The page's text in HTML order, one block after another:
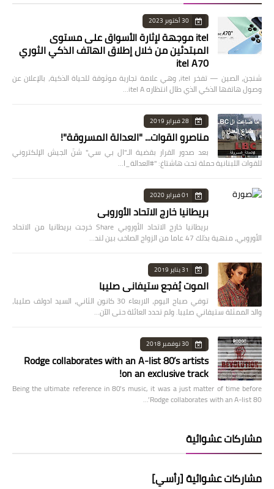
30 أكتوبر 2023
itel موجهة لإثارة الأسواق على مستوى
المبتدئين من خلال إطلاق الهاتف الذكي الثوري
itel A70
شنجن، الصين — تفخر itel، وهي علامة تجارية موثوقة للحياة الذكية، بالإعلان عن
وصول هاتفها الذكي الذي طال انتظاره itel A…
28 فبراير 2019
مناصرو القوات... "العدالة المسروقة"!
بعد صدور القرار بقضية الـ"ال بي سي" شنّ الجيش الإلكتروني
للقوات اللبنانية حملة تحت هاشتاغ: "#العدالة_ا…
01 فبراير 2020
بريطانيا خارج الاتحاد الأوروبي
بريطانيا خارج الاتحاد الأوروبي Share خرجت بريطانيا من الاتحاد
الأوروبي، منهية بذلك 47 عاما من الزواج الصاخب بين لند…
31 يناير 2019
الموت يُفجع ستيفاني صليبا
توفي صباح اليوم، الاربعاء 30 كانون الثاني، السيد ادولف صليبا،
والد الممثلة ستيفاني صليبا. ولم تحدد العائلة حتى الآن…
30 نوفمبر 2018
Rodge collaborates with an A-list 80’s artists
on an exclusive track!
Being the ultimate reference in 80’s music, it was a just matter of time before
Rodge collaborates with an A-list 80’…
مشاركات عشوائية
مشاركات عشوائية [رأسي]